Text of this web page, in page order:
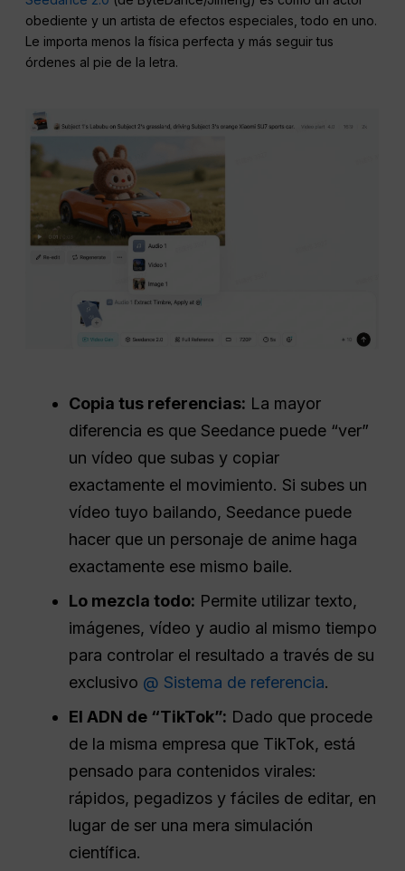
obediente y un artista de efectos especiales, todo en uno.
Le importa menos la física perfecta y más seguir tus
órdenes al pie de la letra.
Copia tus referencias: La mayor
diferencia es que Seedance puede “ver”
un vídeo que subas y copiar
exactamente el movimiento. Si subes un
vídeo tuyo bailando, Seedance puede
hacer que un personaje de anime haga
exactamente ese mismo baile.
Lo mezcla todo: Permite utilizar texto,
imágenes, vídeo y audio al mismo tiempo
para controlar el resultado a través de su
exclusivo @ Sistema de referencia.
El ADN de “TikTok”: Dado que procede
de la misma empresa que TikTok, está
pensado para contenidos virales:
rápidos, pegadizos y fáciles de editar, en
lugar de ser una mera simulación
científica.